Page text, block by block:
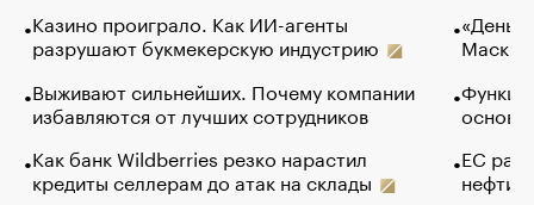
Казино проиграло. Как ИИ-агенты
разрушают букмекерскую индустрию
Выживают сильнейших. Почему компании
избавляются от лучших сотрудников
Как банк Wildberries резко нарастил
кредиты селлерам до атак на склады
Маск в
основ
ЕС
нефти